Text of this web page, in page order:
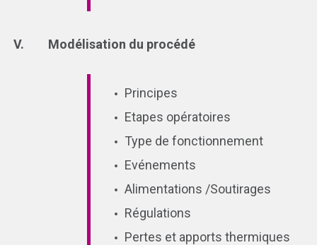
Modélisation du procédé
Principes
Etapes opératoires
Type de fonctionnement
Evénements
Alimentations /Soutirages
Régulations
Pertes et apports thermiques